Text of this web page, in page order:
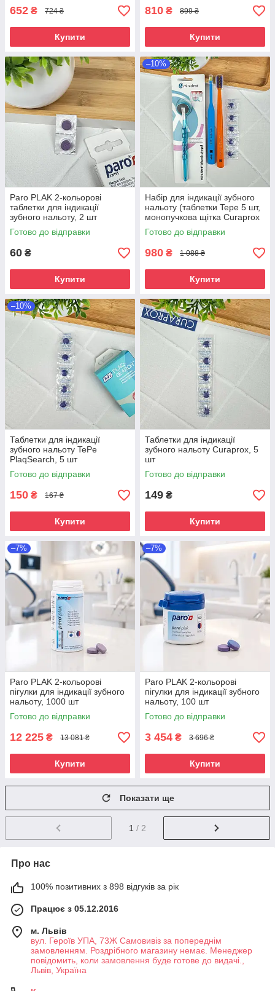
652 ₴ 724 ₴
Купити
810 ₴ 899 ₴
Купити
Paro PLAK 2-кольорові
таблетки для індикації
зубного нальоту, 2 шт
Готово до відправки
60 ₴
Купити
–10%
Набір для індикації зубного
нальоту (таблетки Tepe 5 шт,
монопучкова щітка Curaprox
CS 1009 для брекетів, щітка
Curaprox Ortho
Готово до відправки
980 ₴ 1 088 ₴
Купити
–10%
Таблетки для індикації
зубного нальоту TePe
PlaqSearch, 5 шт
Готово до відправки
150 ₴ 167 ₴
Купити
Таблетки для індикації
зубного нальоту Curaprox, 5
шт
Готово до відправки
149 ₴
Купити
–7%
Paro PLAK 2-кольорові
пігулки для індикації зубного
нальоту, 1000 шт
Готово до відправки
12 225 ₴ 13 081 ₴
Купити
–7%
Paro PLAK 2-кольорові
пігулки для індикації зубного
нальоту, 100 шт
Готово до відправки
3 454 ₴ 3 696 ₴
Купити
Показати ще
1 / 2
Про нас
100% позитивних з 898 відгуків за рік
Працює з 05.12.2016
м. Львів
вул. Героїв УПА, 73Ж Самовивіз за попереднім
замовленням. Роздрібного магазину немає. Менеджер
повідомить, коли замовлення буде готове до видачі.,
Львів, Україна